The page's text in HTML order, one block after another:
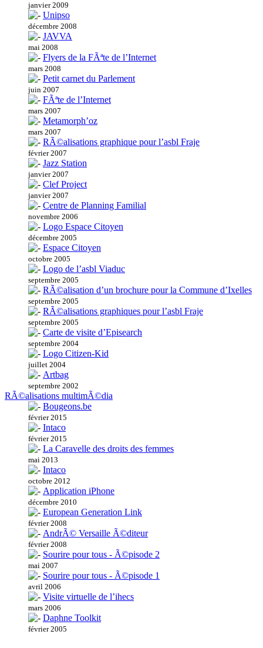
janvier 2009
Unipso
décembre 2008
JAVVA
mai 2008
Flyers de la FÃªte de l’Internet
mars 2008
Petit carnet du Parlement
juin 2007
FÃªte de l’Internet
mars 2007
Metamorph’oz
mars 2007
RÃ©alisations graphique pour l’asbl Fraje
février 2007
Jazz Station
janvier 2007
Clef Project
janvier 2007
Centre de Planning Familial
novembre 2006
Logo Espace Citoyen
décembre 2005
Espace Citoyen
octobre 2005
Logo de l’asbl Viaduc
septembre 2005
RÃ©alisation d’un brochure pour la Commune d’Ixelles
septembre 2005
RÃ©alisations graphiques pour l’asbl Fraje
septembre 2005
Carte de visite d’Episearch
septembre 2004
Logo Citizen-Kid
juillet 2004
Artbag
septembre 2002
RÃ©alisations multimÃ©dia
Bougeons.be
février 2015
Intaco
février 2015
La Caravelle des droits des femmes
mai 2013
Intaco
octobre 2012
Application iPhone
décembre 2010
European Generation Link
février 2008
AndrÃ© Versaille Ã©diteur
février 2008
Sourire pour tous - Ã©pisode 2
mai 2007
Sourire pour tous - Ã©pisode 1
avril 2006
Visite virtuelle de l’ihecs
mars 2006
Daphne Toolkit
février 2005